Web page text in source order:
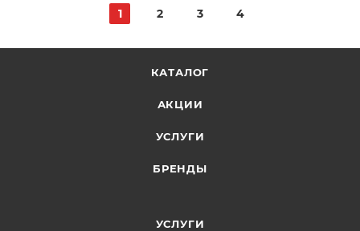
1 2 3 4
КАТАЛОГ
АКЦИИ
УСЛУГИ
БРЕНДЫ
УСЛУГИ